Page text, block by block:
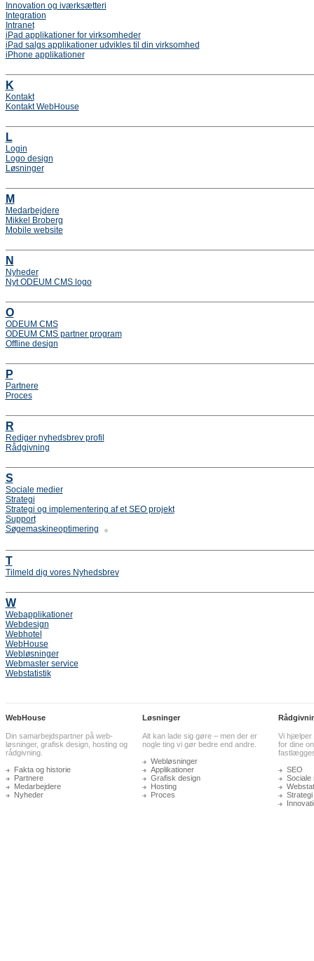
Innovation og iværksætteri
Integration
Intranet
iPad applikationer for virksomheder
iPad salgs applikationer udvikles til din virksomhed
iPhone applikationer
K
Kontakt
Kontakt WebHouse
L
Login
Logo design
Løsninger
M
Medarbejdere
Mikkel Broberg
Mobile website
N
Nyheder
Nyt ODEUM CMS logo
O
ODEUM CMS
ODEUM CMS partner program
Offline design
P
Partnere
Proces
R
Rediger nyhedsbrev profil
Rådgivning
S
Sociale medier
Strategi
Strategi og implementering af et SEO projekt
Support
Søgemaskineoptimering
T
Tilmeld dig vores Nyhedsbrev
W
Webapplikationer
Webdesign
Webhotel
WebHouse
Webløsninger
Webmaster service
Webstatistik
WebHouse
Din samarbejdspartner på web-
løsninger, grafisk design, hosting og
rådgivning.
Fakta og historie
Partnere
Medarbejdere
Nyheder
Løsninger
Alt kan lade sig gøre – men der er
nogle ting vi gør bedre end andre.
Webløsninger
Applikationer
Grafisk design
Hosting
Proces
Vi hjælper
for dine
SEO
Sociale
Strategi